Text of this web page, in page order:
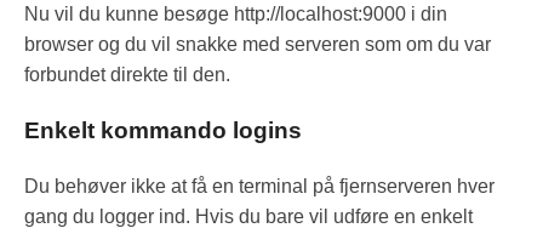
Nu vil du kunne besøge http://localhost:9000 i din
browser og du vil snakke med serveren som om du var
forbundet direkte til den.
Enkelt kommando logins
Du behøver ikke at få en terminal på fjernserveren hver
gang du logger ind. Hvis du bare vil udføre en enkelt